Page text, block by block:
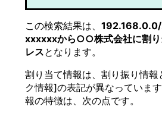
この検索結果は、 192.168.0.0/
xxxxxxから○○株式会社に割り
レスとなります。
割り当て情報は、割り振り情
ク情報]の表記が異なっていま
報の特徴は、次の点です。